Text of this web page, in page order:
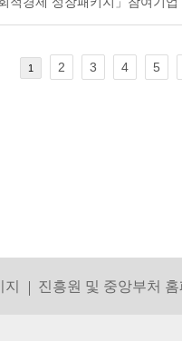
1 2 3 4 5
지 진흥원 및 중앙부처 홈